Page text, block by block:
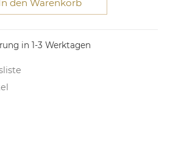
in 1-3 Werktagen
den Warenkorb